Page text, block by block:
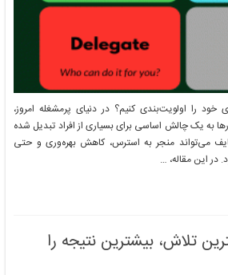
خود را اولویت‌بندی کنیم؟ در دنیای پرمشغله امروز،
به یک چالش اساسی برای بسیاری از افراد تبدیل شده
می‌تواند منجر به استرس، کاهش بهره‌وری و حتی
در این مقاله، …
با کمترین تلاش، بیشترین نتیجه را